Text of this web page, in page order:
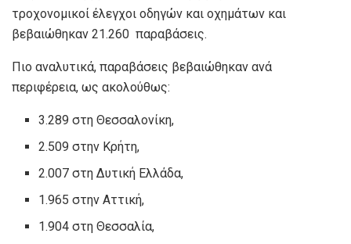
τροχονομικοί έλεγχοι οδηγών και οχημάτων και
βεβαιώθηκαν 21.260 παραβάσεις.
Πιο αναλυτικά, παραβάσεις βεβαιώθηκαν ανά
περιφέρεια, ως ακολούθως:
3.289 στη Θεσσαλονίκη,
2.509 στην Κρήτη,
2.007 στη Δυτική Ελλάδα,
1.965 στην Αττική,
1.904 στη Θεσσαλία,